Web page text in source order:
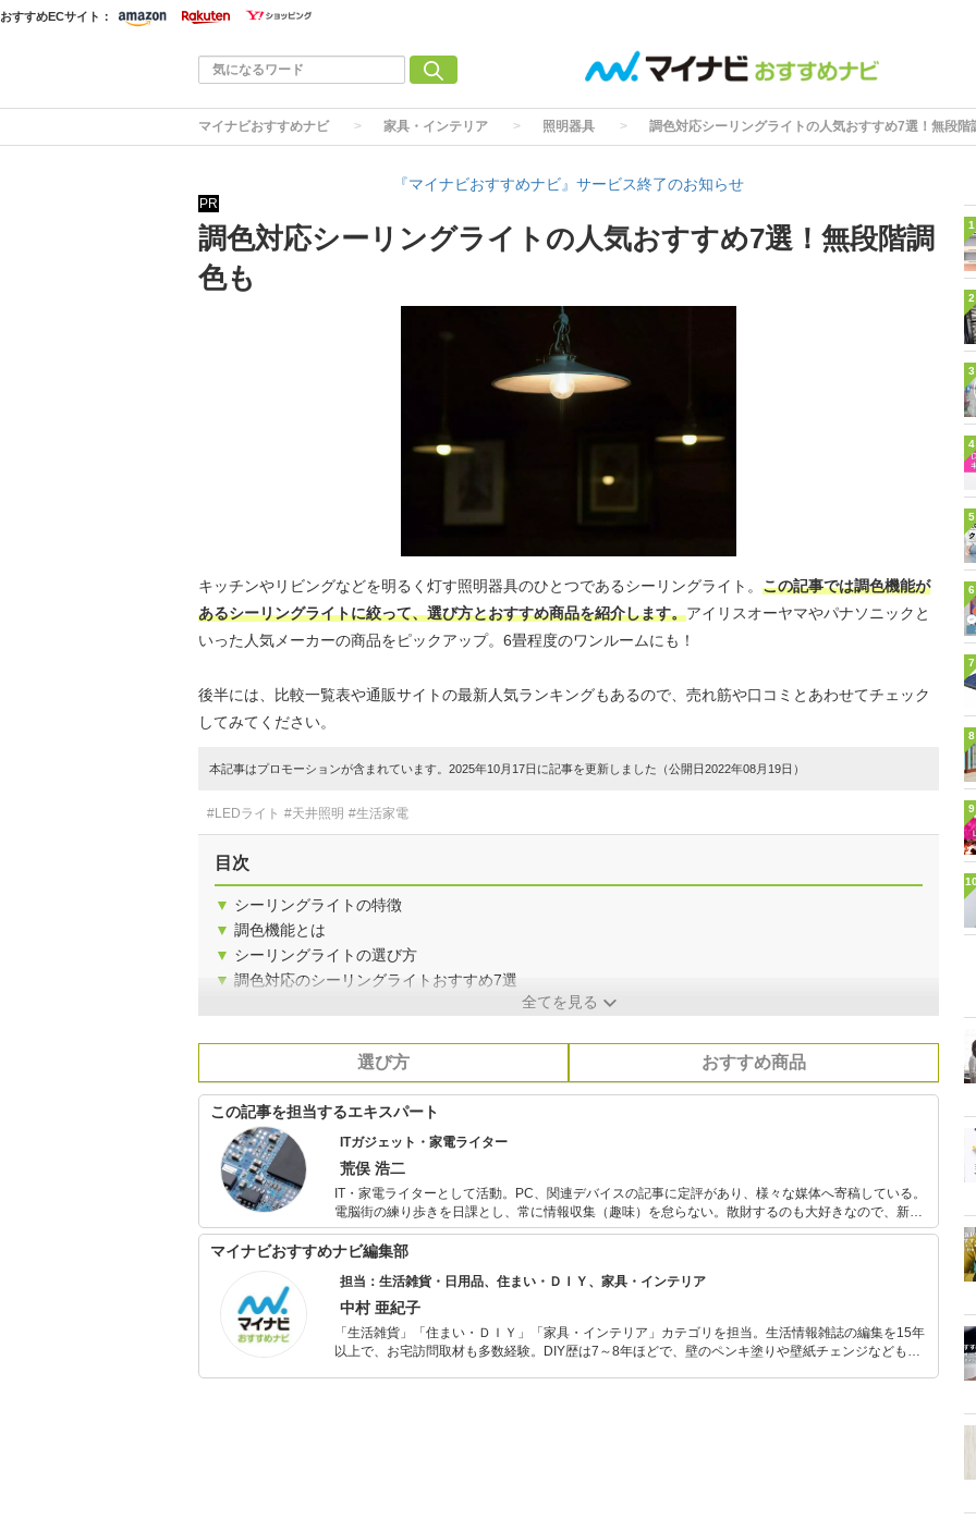
おすすめECサイト：
マイナビおすすめナビ 家具・インテリア 照明器具 調色対応シーリングライトの人気おすすめ7選！無段階
『マイナビおすすめナビ』サービス終了のお知らせ
PR
調色対応シーリングライトの人気おすすめ7選！無段階調
色も
キッチンやリビングなどを明るく灯す照明器具のひとつであるシーリングライト。 この記事では調色機能が
あるシーリングライトに絞って、選び方とおすすめ商品を紹介します。アイリスオーヤマやパナソニックと
いった人気メーカーの商品をピックアップ。6畳程度のワンルームにも！
後半には、比較一覧表や通販サイトの最新人気ランキングもあるので、売れ筋や口コミとあわせてチェック
してみてください。
本記事はプロモーションが含まれています。2025年10月17日に記事を更新しました（公開日2022年08月19日）
#LEDライト #天井照明 #生活家電
目次
▼ シーリングライトの特徴
▼ 調色機能とは
▼ シーリングライトの選び方
▼ 調色対応のシーリングライトおすすめ7選
全てを見る
選び方 おすすめ商品
この記事を担当するエキスパート
ITガジェット・家電ライター
荒俣 浩二
IT・家電ライターとして活動。PC、関連デバイスの記事に定評があり、様々な媒体へ寄稿している。
電脳街の練り歩きを日課とし、常に情報収集（趣味）を怠らない。散財するのも大好きなので、新し
いものが出るとすぐに飛びついてしまう傾向が強い。
マイナビおすすめナビ編集部
担当：生活雑貨・日用品、住まい・ＤＩＹ、家具・インテリア
中村 亜紀子
「生活雑貨」「住まい・ＤＩＹ」「家具・インテリア」カテゴリを担当。生活情報雑誌の編集を15年
以上で、お宅訪問取材も多数経験。DIY歴は7～8年ほどで、壁のペンキ塗りや壁紙チェンジなどもチ
1
2
3
4
5
6
7
8
9